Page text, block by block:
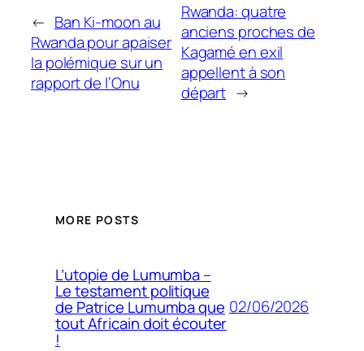
← Ban Ki-moon au
Rwanda pour apaiser
la polémique sur un
rapport de l’Onu
Rwanda: quatre
anciens proches de
Kagamé en exil
appellent à son
départ →
MORE POSTS
L’utopie de Lumumba –
Le testament politique
de Patrice Lumumba que
tout Africain doit écouter
!
02/06/2026